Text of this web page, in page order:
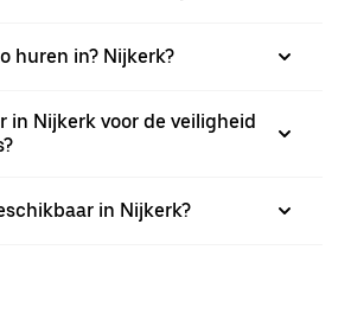
huren in? Nijkerk?
in Nijkerk voor de veiligheid
in Nijkerk?